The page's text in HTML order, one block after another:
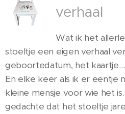
verhaal
Wat ik het
stoeltje een eigen verhaal
geboortedatum, het
En elke keer als ik er eentje
kleine mensje voor wie het
gedachte dat het stoeltje